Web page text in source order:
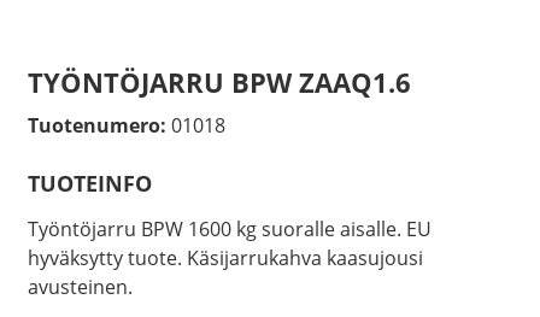
TYÖNTÖJARRU BPW ZAAQ1.6
Tuotenumero: 01018
TUOTEINFO
Työntöjarru BPW 1600 kg suoralle aisalle. EU
hyväksytty tuote. Käsijarrukahva kaasujousi
avusteinen.